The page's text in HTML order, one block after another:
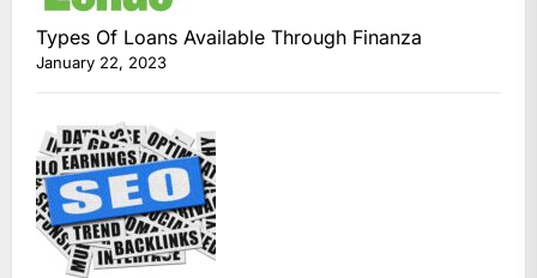
Types Of Loans Available Through Finanza
January 22, 2023